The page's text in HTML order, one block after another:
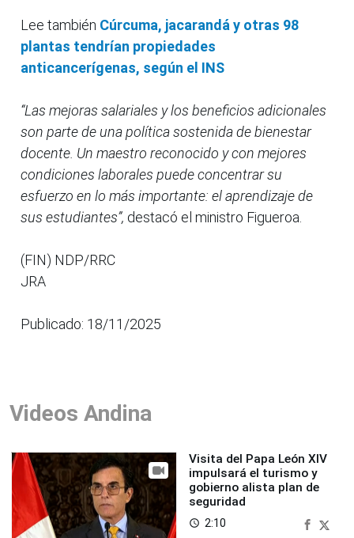
Lee también Cúrcuma, jacarandá y otras 98
plantas tendrían propiedades
anticancerígenas, según el INS
“Las mejoras salariales y los beneficios adicionales
son parte de una política sostenida de bienestar
docente. Un maestro reconocido y con mejores
condiciones laborales puede concentrar su
esfuerzo en lo más importante: el aprendizaje de
sus estudiantes”, destacó el ministro Figueroa.
(FIN) NDP/RRC
JRA
Publicado: 18/11/2025
Videos Andina
Visita del Papa León XIV
impulsará el turismo y
gobierno alista plan de
seguridad
access_time 2:10